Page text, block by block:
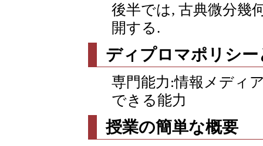
後半では, 古典微分幾
開する.
ディプロマポリシー
専門能力:情報メディ
できる能力
授業の簡単な概要